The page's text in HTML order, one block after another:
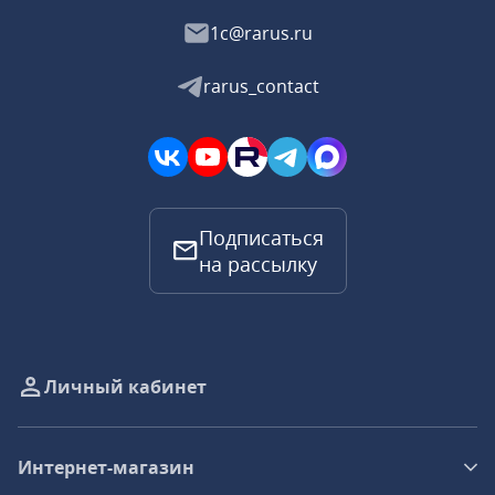
1c@rarus.ru
rarus_contact
Подписаться
на рассылку
Личный кабинет
Интернет-магазин